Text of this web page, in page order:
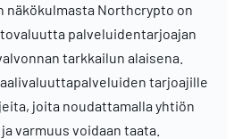
näkökulmasta Northcrypto on
palveluidentarjoajan
tarkkailun alaisena.
tarjoajille
joita noudattamalla yhtiön
varmuus voidaan taata.